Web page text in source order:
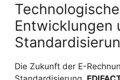
Technologische
Entwicklungen
Die Zukunft der E-